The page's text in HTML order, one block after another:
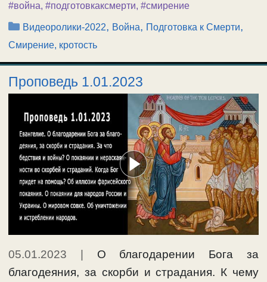
#война, #подготовкаксмерти, #смирение
Рубрики
Видеоролики-2022, Война, Подготовка к Смерти,
Смирение, кротость
Проповедь 1.01.2023
05.01.2023
О благодарении Бога за
благодеяния, за скорби и страдания. К чему